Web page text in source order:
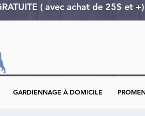
( avec achat de 25$ et
GARDIENNAGE À DOMICILE